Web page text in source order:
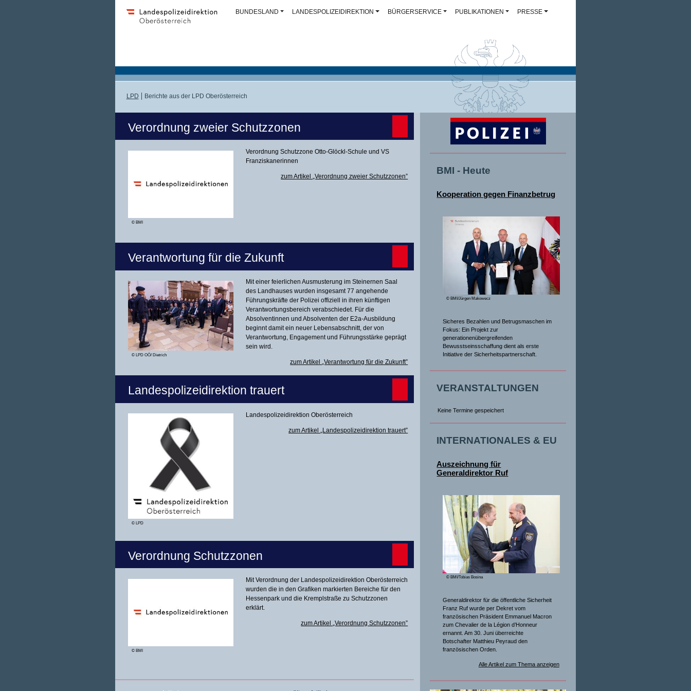
BUNDESLAND LANDESPOLIZEIDIREKTION BÜRGERSERVICE PUBLIKATIONEN PRESSE
LPD Berichte aus der LPD Oberösterreich
Verordnung zweier Schutzzonen
© BMI
Verordnung Schutzzone Otto-Glöckl-Schule und VS
Franziskanerinnen
zum Artikel „Verordnung zweier Schutzzonen”
Verantwortung für die Zukunft
© LPD OÖ/ Dietrich
Mit einer feierlichen Ausmusterung im Steinernen Saal
des Landhauses wurden insgesamt 77 angehende
Führungskräfte der Polizei offiziell in ihren künftigen
Verantwortungsbereich verabschiedet. Für die
Absolventinnen und Absolventen der E2a-Ausbildung
beginnt damit ein neuer Lebensabschnitt, der von
Verantwortung, Engagement und Führungsstärke geprägt
sein wird.
zum Artikel „Verantwortung für die Zukunft”
Landespolizeidirektion trauert
© LPD
Landespolizeidirektion Oberösterreich
zum Artikel „Landespolizeidirektion trauert”
Verordnung Schutzzonen
© BMI
Mit Verordnung der Landespolizeidirektion Oberösterreich
wurden die in den Grafiken markierten Bereiche für den
Hessenpark und die Kremplstraße zu Schutzzonen
erklärt.
zum Artikel „Verordnung Schutzzonen”
BMI - Heute
Kooperation gegen Finanzbetrug
© BMI/Jürgen Makowecz
Sicheres Bezahlen und Betrugsmaschen im
Fokus: Ein Projekt zur
generationenübergreifenden
Bewusstseinsschaffung dient als erste
Initiative der Sicherheitspartnerschaft.
VERANSTALTUNGEN
Keine Termine gespeichert
INTERNATIONALES & EU
Auszeichnung für
Generaldirektor Ruf
© BMI/Tobias Bosina
Generaldirektor für die öffentliche Sicherheit
Franz Ruf wurde per Dekret vom
französischen Präsident Emmanuel Macron
zum Chevalier de la Légion d’Honneur
ernannt. Am 30. Juni überreichte
Botschafter Matthieu Peyraud den
französischen Orden.
Alle Artikel zum Thema anzeigen